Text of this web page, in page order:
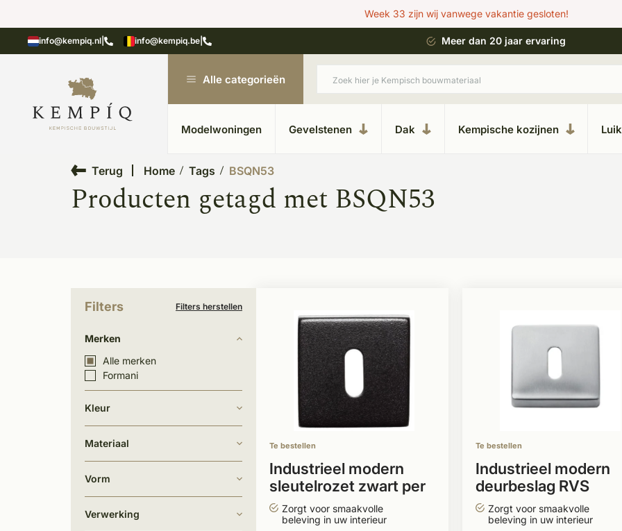
Week 33 zijn wij vanwege vakantie gesloten!
info@kempiq.nl info@kempiq.be
in Kesteren Unieke materialen in kempische bouwstijl Meer dan 20 jaar ervaring
Alle categorieën
Modelwoningen Gevelstenen Dak Kempische kozijnen
Terug Home Tags BSQN53
Producten getagd met BSQN53
Filters Filters herstellen
Merken
Alle merken
Formani
Kleur
Materiaal
Vorm
Verwerking
Te bestellen
Industrieel modern
sleutelrozet zwart per
stuk
Zorgt voor smaakvolle
beleving in uw interieur
Te bestellen
Industrieel modern
deurbeslag RVS
vierkant
Zorgt voor smaakvolle
beleving in uw interieur